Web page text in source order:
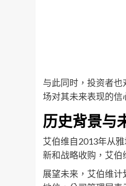
与此同时，投资者
场对其未来表现的信
历史背景与
艾伯维自2013年从
新和战略收购，艾伯
展望未来，艾伯维